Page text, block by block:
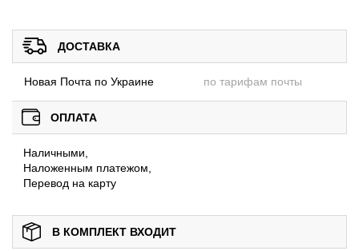
ДОСТАВКА
Новая Почта по Украине по тарифам почты
ОПЛАТА
Наличными,
Наложенным платежом,
Перевод на карту
В КОМПЛЕКТ ВХОДИТ